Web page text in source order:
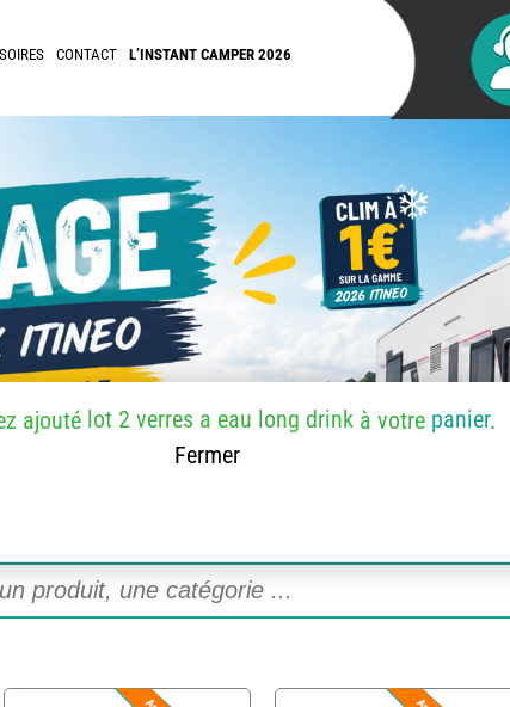
CONTACT L’INSTANT CAMPER 2026
ajouté lot 2 verres a eau long drink à votre panier.
Fermer